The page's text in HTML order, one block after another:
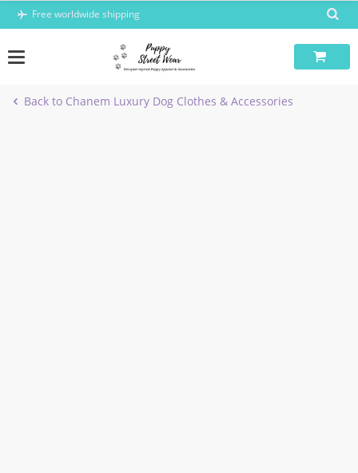
Skip
Free worldwide shipping
Back to Chanem Luxury Dog Clothes & Accessories